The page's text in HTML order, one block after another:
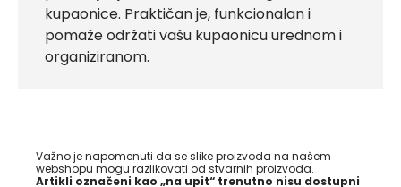
kupaonice. Praktičan je, funkcionalan i
pomaže održati vašu kupaonicu urednom i
organiziranom.
Važno je napomenuti da se slike proizvoda na našem
webshopu mogu razlikovati od stvarnih proizvoda.
Artikli označeni kao „na upit“ trenutno nisu dostupni